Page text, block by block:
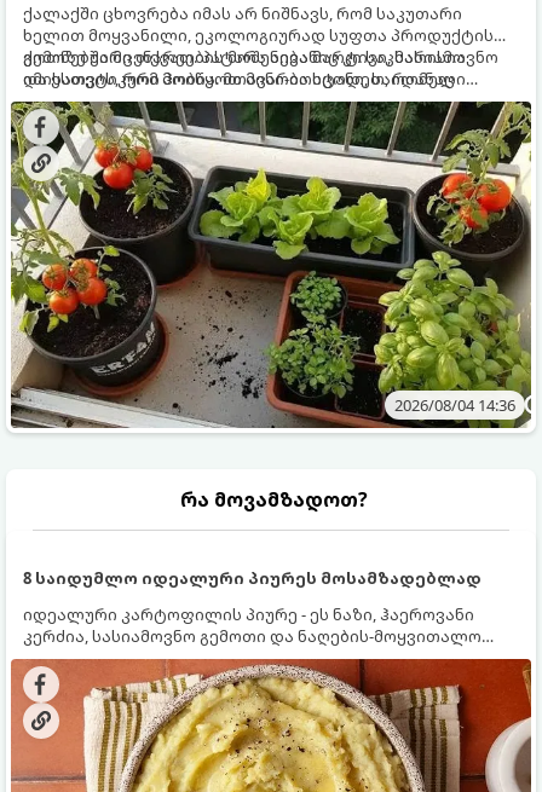
ქალაქში ცხოვრება იმას არ ნიშნავს, რომ საკუთარი
ხელით მოყვანილი, ეკოლოგიურად სუფთა პროდუქტის
გემოზე უარი თქვათ. პატარა აივანიც კი საკმარისია
იმისათვის, რომ მოიწყოთ მინი-ბოსტანი, საიდანაც
ყოველდღიურად ახალ, არომატულ მწვანილსა და
ბოსტნეულს მოკრეფთ.
ქოთნებში მცენარეების მოშენება მარტივი, სასიამოვნო
და ესთეტიკური ჰობია. მთავარია იცოდეთ, რომელი
კულტურები ეგუებიან ქოთნის პირობებს ყველაზე კარგად
და როგორ მოუაროთ მათ სწორად.
2026/08/04 14:36
რა მოვამზადოთ?
8 საიდუმლო იდეალური პიურეს მოსამზადებლად
იდეალური კარტოფილის პიურე - ეს ნაზი, ჰაეროვანი
კერძია, სასიამოვნო გემოთი და ნაღების-მოყვითალო
ფერით. მისი მომზადება ძალიან მარტივია, მაგრამ
არსებობს რამდენიმე საიდუმლო, რომლებიც უნდა
იცოდეთ, რომ პიურე იდეალურად გემრიელი გამოვიდეს.